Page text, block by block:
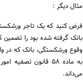
مثال دیگر :
فرض کنید که یک تاجر
بانک گرفته شده بود را تضمین
وقوع ورشکستگی، بانک که در
به ماده 58 قانون
می‌داند.